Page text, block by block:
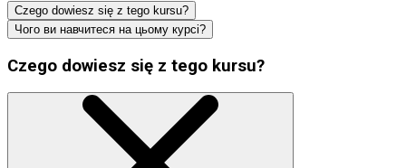
Czego dowiesz się z tego kursu?
Чого ви навчитеся на цьому курсі?
Czego dowiesz się z tego kursu?